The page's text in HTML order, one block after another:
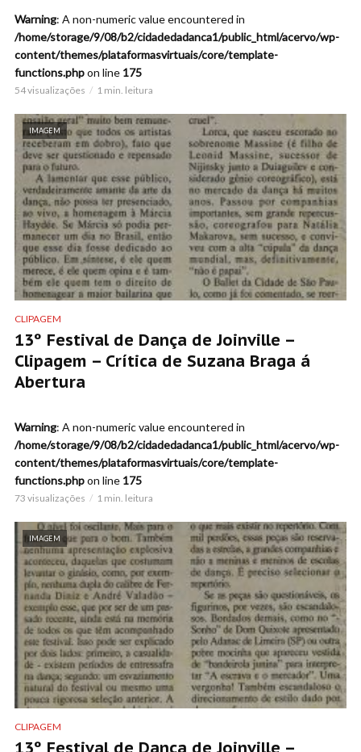
Warning: A non-numeric value encountered in
/home/storage/9/08/b2/cidadedadanca1/public_html/acervo/wp-
content/themes/plataformasvirtuais/core/template-
functions.phpon line 175
54 visualizações 1 min. leitura
IMAGEM
CLIPAGEM
13º Festival de Dança de Joinville –
Clipagem – Crítica de Suzana Braga á
Abertura
Warning: A non-numeric value encountered in
/home/storage/9/08/b2/cidadedadanca1/public_html/acervo/wp-
content/themes/plataformasvirtuais/core/template-
functions.phpon line 175
73 visualizações 1 min. leitura
IMAGEM
CLIPAGEM
13º Festival de Dança de Joinville –